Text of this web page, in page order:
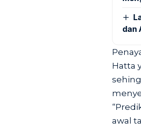
dan
Hatta
awal